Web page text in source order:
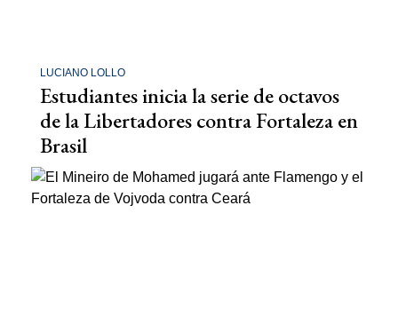
LUCIANO LOLLO
Estudiantes inicia la serie de octavos
de la Libertadores contra Fortaleza en
Brasil